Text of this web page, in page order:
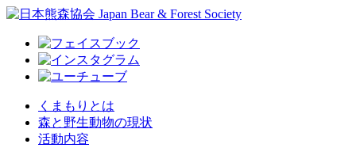
くまもりとは
森と野生動物の現状
活動内容